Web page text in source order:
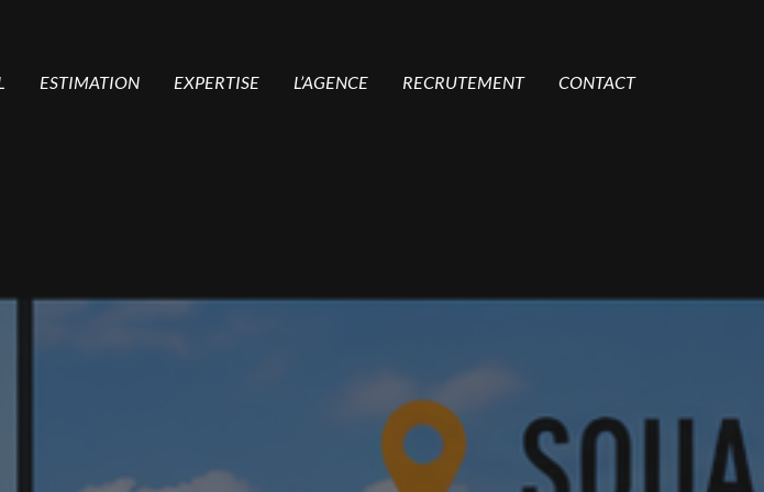
ESTIMATION EXPERTISE L’AGENCE RECRUTEMENT CONTACT